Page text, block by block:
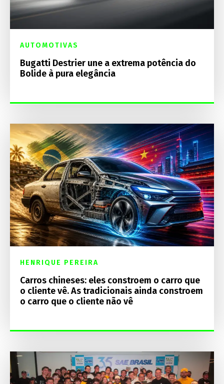
AUTOMOTIVAS
Bugatti Destrier une a extrema potência do
Bolide à pura elegância
HENRIQUE PEREIRA
Carros chineses: eles constroem o carro que
o cliente vê. As tradicionais ainda constroem
o carro que o cliente não vê